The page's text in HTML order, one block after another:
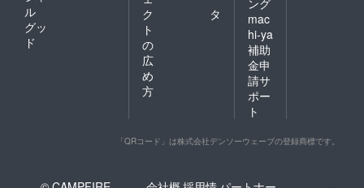
ル
グッ
ド
ク
ト
の
広
め
方
タ
mac
hi-ya
補助
金申
請サ
ポー
ト
「QRコード」は株式会社デンソーウェーブの登録商標です。